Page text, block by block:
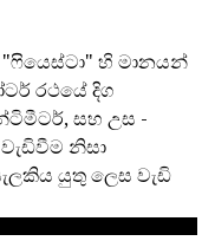
හි මානයන්
රථයේ දිග
සහ උස -
නිසා
යුතු ලෙස වැඩි